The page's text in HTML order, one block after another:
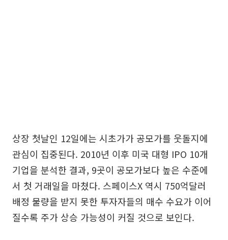
상장 첫날인 12일에는 시초가가 공모가를 웃돌지에
관심이 집중된다. 2010년 이후 미국 대형 IPO 10개
기업을 분석한 결과, 9곳이 공모가보다 높은 수준에
서 첫 거래일을 마쳤다. 스페이스X 역시 750억달러
배정 물량을 받지 못한 투자자들의 매수 수요가 이어
질수록 주가 상승 가능성이 커질 것으로 보인다.